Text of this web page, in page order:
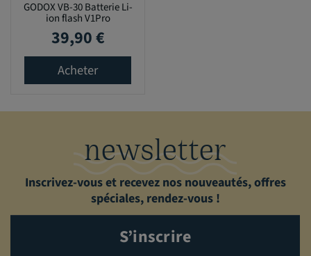
GODOX VB-30 Batterie Li-
ion flash V1Pro
Prix
39,90 €
Acheter
newsletter
Inscrivez-vous et recevez nos nouveautés, offres
spéciales, rendez-vous !
S’inscrire